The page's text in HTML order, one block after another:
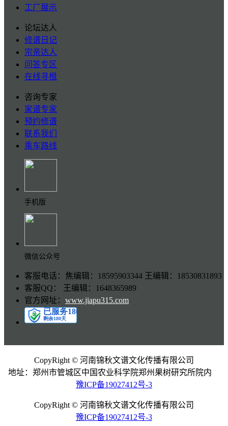
工厂展示
论坛达人
修谱日记
宗亲达人
问答专区
在线寻根
咨询专家
家谱专家
预约修谱
联系我们
乘车路线
手机版
微信公众号
客服电话：焦编辑：18595903344 王编辑：18530831893
客服QQ： 王编辑：1648365989
官方网址： www.jiapu315.com
CopyRight © 河南锦秋文谱文化传播有限公司
地址：郑州市管城区中国农业科学院郑州果树研究所院内
豫ICP备19027412号-3
CopyRight © 河南锦秋文谱文化传播有限公司
豫ICP备19027412号-3